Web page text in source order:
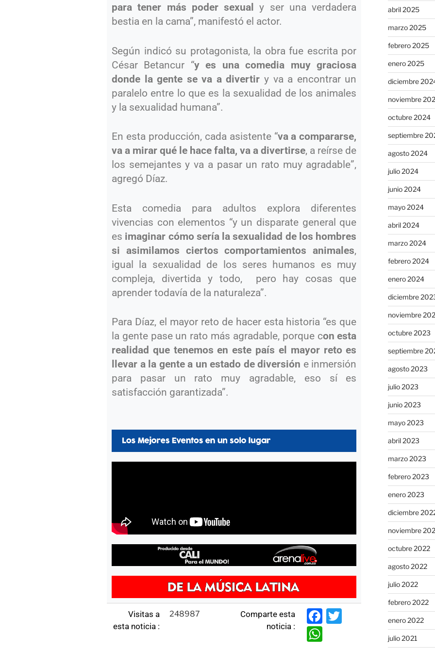
para tener más poder sexualy ser una verdadera
bestia en la cama”, manifestó el actor.
Según indicó su protagonista, la obra fue escrita por
César Betancur “y es una comedia muy graciosa
donde la gente se va a divertiry va a encontrar un
paralelo entre lo que es la sexualidad de los animales
y la sexualidad humana”.
En esta producción, cada asistente “va a compararse,
va a mirar qué le hace falta, va a divertirse, a reírse de
los semejantes y va a pasar un rato muy agradable”,
agregó Díaz.
Esta comedia para adultos explora diferentes
vivencias con elementos “y un disparate general que
es imaginar cómo sería la sexualidad de los hombres
si asimilamos ciertos comportamientos animales,
igual la sexualidad de los seres humanos es muy
compleja, divertida y todo, pero hay cosas que
aprender todavía de la naturaleza”.
Para Díaz, el mayor reto de hacer esta historia “es que
la gente pase un rato más agradable, porque con esta
realidad que tenemos en este país el mayor reto es
llevar a la gente a un estado de diversión e inmersión
para pasar un rato muy agradable, eso sí es
satisfacción garantizada”.
Visitas a
esta noticia :
248987
Comparte esta
noticia :
F
abril 2025
marzo 2025
febrero 2025
enero 2025
diciembre
noviembre
octubre 2024
septiembre
agosto 2024
julio 2024
junio 2024
mayo 2024
abril 2024
marzo 2024
febrero 2024
enero 2024
diciembre
noviembre
octubre 2023
septiembre
agosto 2023
julio 2023
junio 2023
mayo 2023
abril 2023
marzo 2023
febrero 2023
enero 2023
diciembre
noviembre
octubre 2022
agosto 2022
julio 2022
febrero 2022
enero 2022
julio 2021